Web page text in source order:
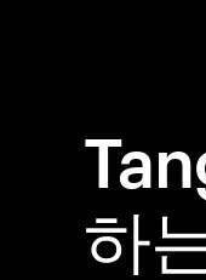
하